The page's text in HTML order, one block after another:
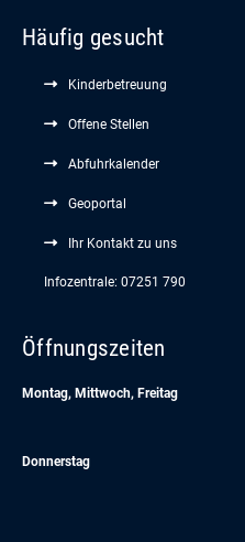
Häufig gesucht
Kinderbetreuung
Offene Stellen
Abfuhrkalender
Geoportal
Ihr Kontakt zu uns
Infozentrale: 07251 790
Öffnungszeiten
Montag, Mittwoch, Freitag
Donnerstag